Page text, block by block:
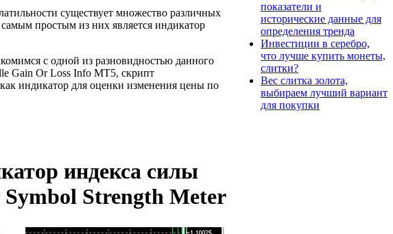
существует множество различных
простым из них является индикатор
с одной из разновидностью данного
Gain Or Loss Info MT5, скрипт
индикатор для оценки изменения цены по
индекса силы
Strength Meter
показатели и
исторические данные для
определения тренда
Инвестиции в серебро,
что лучше купить монеты,
слитки?
Вес слитка золота,
выбираем лучший вариант
для покупки